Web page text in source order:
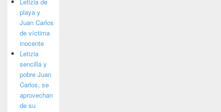
playa y
Juan Carlos
de víctima
inocente
Letizia
sencilla y
pobre Juan
Carlos, se
aprovechan
de su